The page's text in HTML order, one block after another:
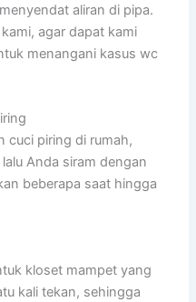
aliran di pipa.
agar dapat kami
menangani kasus wc
cuci piring di rumah,
Anda siram dengan
beberapa saat hingga
kloset mampet yang
kali tekan, sehingga